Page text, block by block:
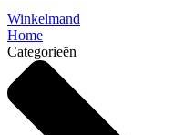
Winkelmand
Home
Categorieën